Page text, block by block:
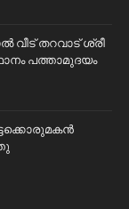
വീട് തറവാട് ശ്രീ
പത്താമുദയം